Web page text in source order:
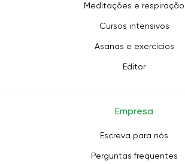
Meditações e respiração
Cursos intensivos
Asanas e exercícios
Editor
Empresa
Escreva para nós
Perguntas frequentes